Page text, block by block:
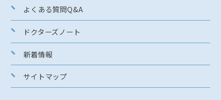
よくある質問Q&A
ドクターズノート
新着情報
サイトマップ